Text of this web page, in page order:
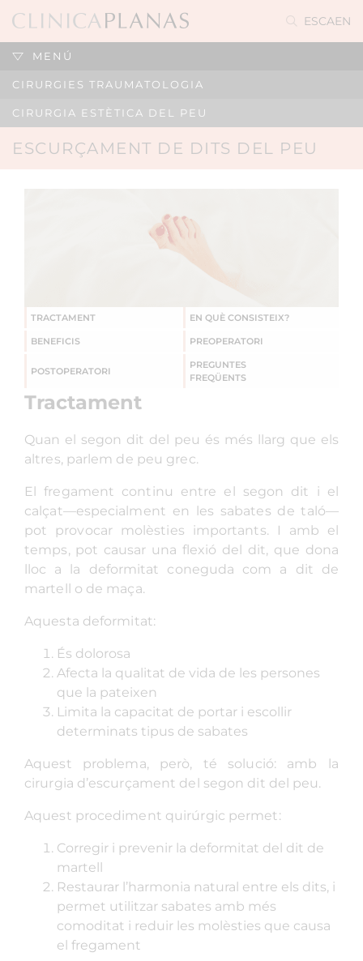
ESCAEN
MENÚ
CIRURGIES TRAUMATOLOGIA
CIRURGIA ESTÈTICA DEL PEU
ESCURÇAMENT DE DITS DEL PEU
TRACTAMENT EN QUÈ CONSISTEIX?
BENEFICIS PREOPERATORI
POSTOPERATORI
PREGUNTES
FREQÜENTS
Tractament
Quan el segon dit del peu és més llarg que els
altres, parlem de peu grec.
El fregament continu entre el segon dit i el
calçat—especialment en les sabates de taló—
pot provocar molèsties importants. I amb el
temps, pot causar una flexió del dit, que dona
lloc a la deformitat coneguda com a dit de
martell o de maça.
Aquesta deformitat:
És dolorosa
Afecta la qualitat de vida de les persones
que la pateixen
Limita la capacitat de portar i escollir
determinats tipus de sabates
Aquest problema, però, té solució: amb la
cirurgia d’escurçament del segon dit del peu.
Aquest procediment quirúrgic permet:
Corregir i prevenir la deformitat del dit de
martell
Restaurar l’harmonia natural entre els dits, i
permet utilitzar sabates amb més
comoditat i reduir les molèsties que causa
el fregament